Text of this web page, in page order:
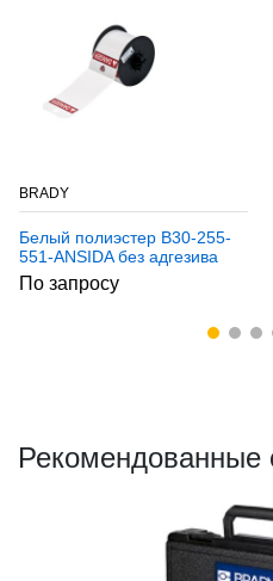
BRADY
Белый полиэстер B30-255-
551-ANSIDA без адгезива
B-551, бирки 82,55 * 146,05
мм, легенда DANGER, 100
По запросу
Рекомендованные